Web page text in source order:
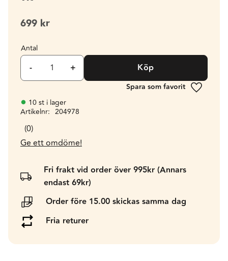
699 kr
Antal
+
- Köp
Lägg till
10 st i lager
Artikelnr
204978
0
Ge ett omdöme!
Fri frakt vid order över 995kr (Annars
endast 69kr)
Order före 15.00 skickas samma dag
Fria returer